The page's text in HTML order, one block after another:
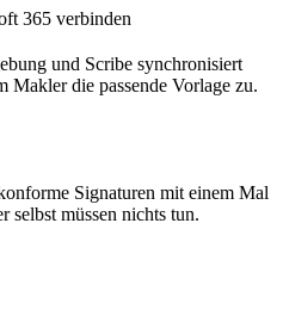
365 verbinden
und Scribe synchronisiert
Makler die passende Vorlage zu.
Signaturen mit einem Mal
selbst müssen nichts tun.